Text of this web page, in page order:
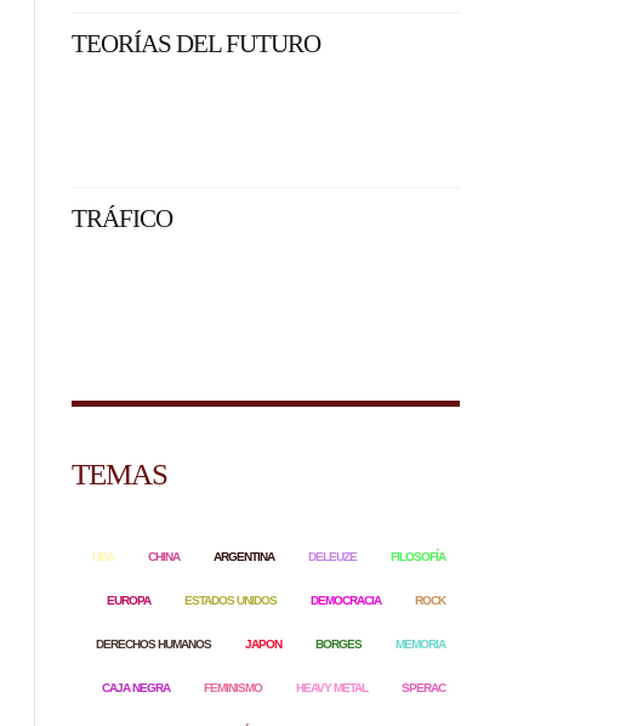
TEORÍAS DEL FUTURO
TRÁFICO
TEMAS
UBA CHINA ARGENTINA DELEUZE FILOSOFÍA
EUROPA ESTADOS UNIDOS DEMOCRACIA ROCK
DERECHOS HUMANOS JAPON BORGES MEMORIA
CAJA NEGRA FEMINISMO HEAVY METAL SPERAC